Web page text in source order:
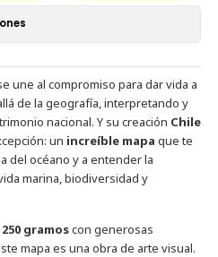
une al compromiso para dar vida a
de la geografía, interpretando y
nacional. Y su creación Chile
un increíble mapa que te
del océano y a entender la
marina, biodiversidad y
gramoscon generosas
mapa es una obra de arte visual.